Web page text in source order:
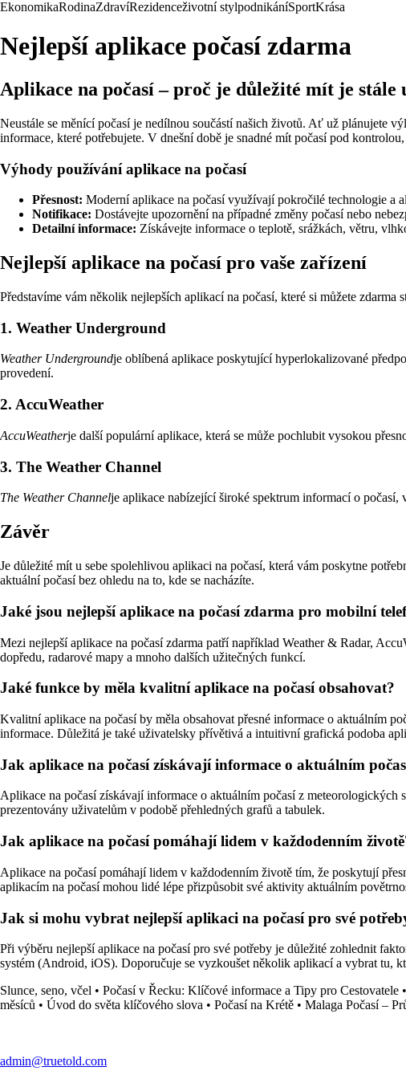
EkonomikaRodinaZdravíRezidenceživotní stylpodnikáníSportKrása
Nejlepší aplikace počasí zdarma
Aplikace na počasí – proč je důležité mít je stále
Neustále se měnící počasí je nedílnou součástí našich životů. Ať už plánujete
informace, které potřebujete. V dnešní době je snadné mít počasí pod
Výhody používání aplikace na počasí
Přesnost: Moderní aplikace na počasí využívají pokročilé technologie a
Notifikace: Dostávejte upozornění na případné změny počasí nebo
Detailní informace: Získávejte informace o teplotě, srážkách, větru,
Nejlepší aplikace na počasí pro vaše zařízení
Představíme vám několik nejlepších aplikací na počasí, které si můžete zdarma
1. Weather Underground
Weather Undergroundje oblíbená aplikace poskytující hyperlokalizované
provedení.
2. AccuWeather
AccuWeatherje další populární aplikace, která se může pochlubit vysokou
3. The Weather Channel
The Weather Channelje aplikace nabízející široké spektrum informací o
Závěr
Je důležité mít u sebe spolehlivou aplikaci na počasí, která vám poskytne
aktuální počasí bez ohledu na to, kde se nacházíte.
Jaké jsou nejlepší aplikace na počasí zdarma pro mobilní
Mezi nejlepší aplikace na počasí zdarma patří například Weather & Radar,
dopředu, radarové mapy a mnoho dalších užitečných funkcí.
Jaké funkce by měla kvalitní aplikace na počasí obsahovat?
Kvalitní aplikace na počasí by měla obsahovat přesné informace o aktuálním
informace. Důležitá je také uživatelsky přívětivá a intuitivní grafická podoba
Jak aplikace na počasí získávají informace o aktuálním
Aplikace na počasí získávají informace o aktuálním počasí z
prezentovány uživatelům v podobě přehledných grafů a tabulek.
Jak aplikace na počasí pomáhají lidem v každodenním
Aplikace na počasí pomáhají lidem v každodenním životě tím, že poskytují
aplikacím na počasí mohou lidé lépe přizpůsobit své aktivity aktuálním
Jak si mohu vybrat nejlepší aplikaci na počasí pro své
Při výběru nejlepší aplikace na počasí pro své potřeby je důležité zohlednit
systém (Android, iOS). Doporučuje se vyzkoušet několik aplikací a vybrat tu,
Slunce, seno, včel • Počasí v Řecku: Klíčové informace a Tipy pro Cestovatele •
měsíců • Úvod do světa klíčového slova • Počasí na Krétě • Malaga Počasí –
admin@truetold.com